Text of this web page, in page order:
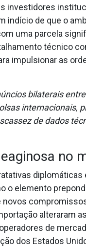
investidores
indício de que o
uma parcela
técnico
impulsionar as
bilaterais
internacionais,
de dados
no
o elemento
novos
alteraram
de
dos Estados